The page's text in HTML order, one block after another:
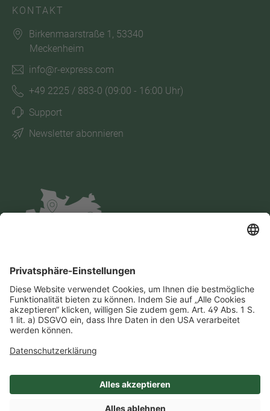
KONTAKT
Birkenmaarstraße 1, 53340
Meckenheim
info@r-express.com
+49 2225 / 883-0 (09:00 - 16:00 Uhr)
Support
Newsletter abonnieren
Impressum Datenschutz
AGB